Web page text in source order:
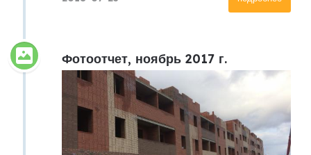
Фотоотчет, ноябрь 2017 г.